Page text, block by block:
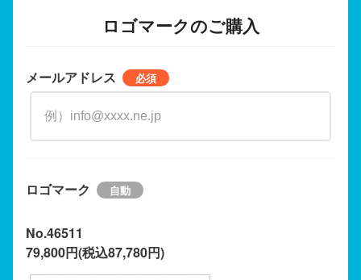
ロゴマークのご購入
メールアドレス
ロゴマーク
No.46511
79,800円(税込87,780円)